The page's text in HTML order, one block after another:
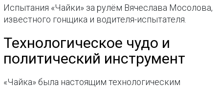
Испытания «Чайки» за рулём Вячеслава Мосолова,
известного гонщика и водителя-испытателя.
Технологическое чудо и
политический инструмент
«Чайка» была настоящим технологическим